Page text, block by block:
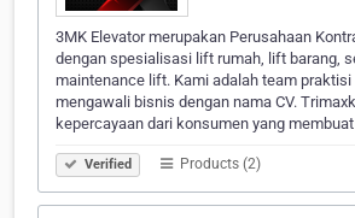
3MK Elevator merupakan Perusahaan
dengan spesialisasi lift rumah, lift barang,
maintenance lift. Kami adalah team
mengawali bisnis dengan nama CV.
kepercayaan dari konsumen yang
Verified Products (2)